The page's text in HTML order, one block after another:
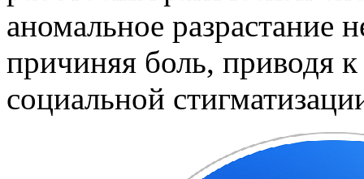
аномальное разрастание
причиняя боль, приводя
социальной